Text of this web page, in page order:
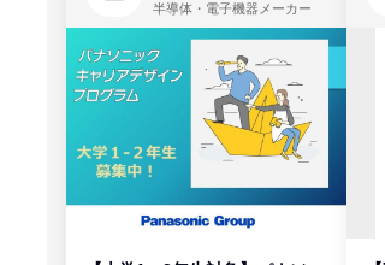
半導体・電子機器メーカー